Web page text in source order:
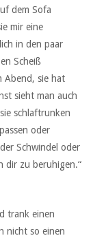
dem Sofa
mir eine
in den paar
Scheiß
Abend, sie hat
sieht man auch
schlaftrunken
oder
Schwindel oder
dir zu beruhigen.“
trank einen
nicht so einen